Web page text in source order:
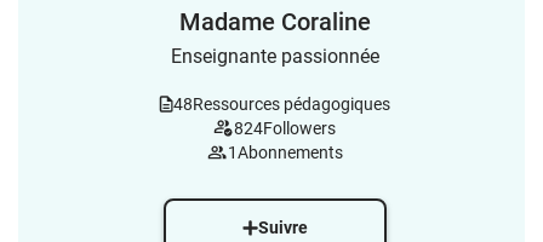
Madame Coraline
Enseignante passionnée
48Ressources pédagogiques
824Followers
1Abonnements
Suivre